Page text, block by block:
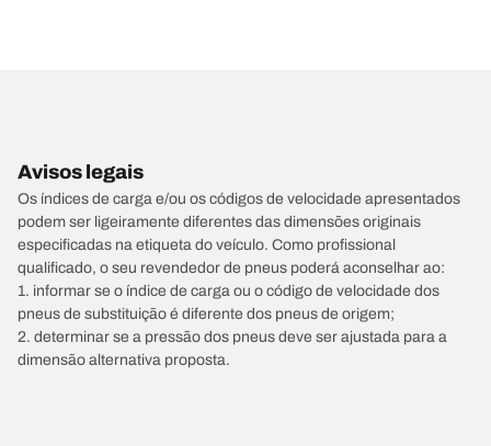
Avisos legais
Os índices de carga e/ou os códigos de velocidade apresentados
podem ser ligeiramente diferentes das dimensões originais
especificadas na etiqueta do veículo. Como profissional
qualificado, o seu revendedor de pneus poderá aconselhar ao:
1. informar se o índice de carga ou o código de velocidade dos
pneus de substituição é diferente dos pneus de origem;
2. determinar se a pressão dos pneus deve ser ajustada para a
dimensão alternativa proposta.